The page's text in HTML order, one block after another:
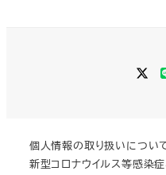
個人情報の取り扱いについ
新型コロナウイルス等感染